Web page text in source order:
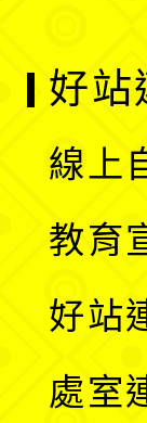
好站
線上
教育
好站
處室